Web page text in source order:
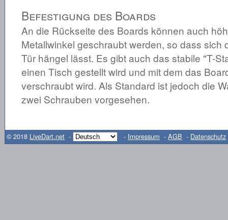
Befestigung des Boards
An die Rückseite des Boards können auch
Metallwinkel geschraubt werden, so dass sich
Tür hängel lässt. Es gibt auch das stabile "T-
einen Tisch gestellt wird und mit dem das
verschraubt wird. Als Standard ist jedoch die
zwei Schrauben vorgesehen.
© 2018 LiveDart.net - - Impressum - AGB - Datenschutz